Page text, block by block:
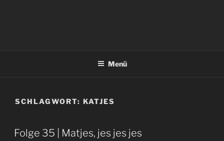
Menü
SCHLAGWORT: KATJES
Folge 35 | Matjes, jes jes jes